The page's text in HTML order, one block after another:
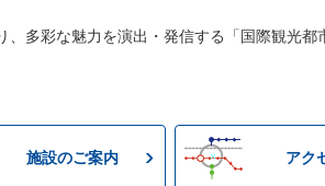
多彩な魅力を演出・発信する「国際観光都
施設のご案内 アク